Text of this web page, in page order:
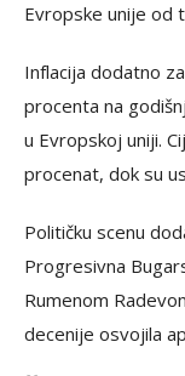
Evropske unije od
Inflacija dodatno
procenta na
u Evropskoj uniji.
procenat, dok su
Političku scenu
Progresivna
Rumenom
decenije osvojila